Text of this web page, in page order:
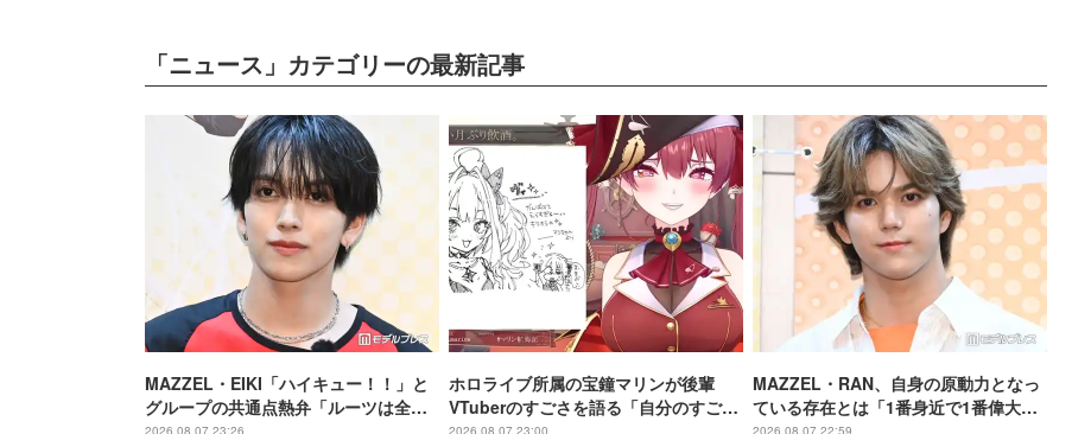
「ニュース」カテゴリーの最新記事
MAZZEL・EIKI「ハイキュー！！」と
グループの共通点熱弁「ルーツは全然
2026.08.07 23:26
ホロライブ所属の宝鐘マリンが後輩
VTuberのすごさを語る「自分のすごさ
2026.08.07 23:00
MAZZEL・RAN、自身の原動力となっ
ている存在とは「1番身近で1番偉大な
2026.08.07 22:59